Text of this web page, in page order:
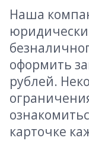
Наша
оформить
рублей.
карточке